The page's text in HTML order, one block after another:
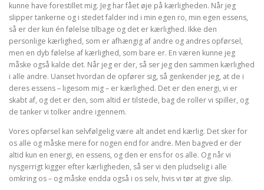
kunne have forestillet mig. Jeg har fået øje på kærligheden. Når jeg
slipper tankerne og i stedet falder ind i min egen ro, min egen essens,
så er der kun én følelse tilbage og det er kærlighed. Ikke den
personlige kærlighed, som er afhængig af andre og andres opførsel,
men en dyb følelse af kærlighed, som bare er. En væren kunne jeg
måske også kalde det. Når jeg er der, så ser jeg den sammen kærlighed
i alle andre. Uanset hvordan de opfører sig, så genkender jeg, at de i
deres essens – ligesom mig – er kærlighed. Det er den energi, vi er
skabt af, og det er den, som altid er tilstede, bag de roller vi spiller, og
de tanker vi tolker andre igennem.
Vores opførsel kan selvfølgelig være alt andet end kærlig. Det sker for
os alle og måske mere for nogen end for andre. Men bagved er der
altid kun en energi, en essens, og den er ens for os alle. Og når vi
nysgerrigt kigger efter kærligheden, så ser vi den pludselig i alle
omkring os – og måske endda også i os selv, hvis vi tør at give slip.